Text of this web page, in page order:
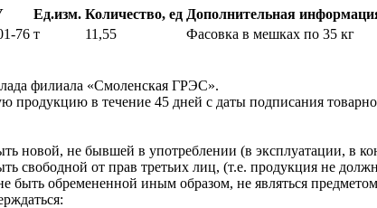
Ед.изм. Количество, ед Дополнительная
76 т 11,55 Фасовка в мешках по 35 кг
филиала «Смоленская ГРЭС».
продукцию в течение 45 дней с даты подписания
новой, не бывшей в употреблении (в эксплуатации, в
свободной от прав третьих лиц, (т.е. продукция не
быть обремененной иным образом, не являться